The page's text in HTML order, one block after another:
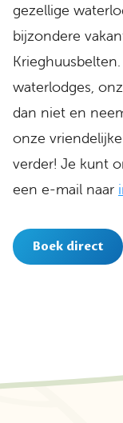
gezellige
bijzondere
waterlodges,
dan niet en
onze
verder! Je kunt
een e-mail naar
Boek direct